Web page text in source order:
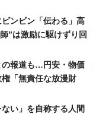
ンビン「伝わる」高
”は激励に駆けずり回
の報道も…円安・物価
「無責任な放漫財
い」を自称する人間